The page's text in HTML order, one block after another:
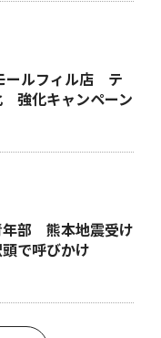
ールフィル店 テ
強化キャンペーン
年部 熊本地震受け
で呼びかけ